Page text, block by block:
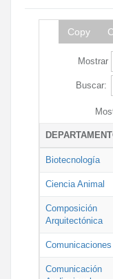
Copy
Mostrar
Buscar:
Biotecnología
Ciencia Animal
Composición
Arquitectónica
Comunicaciones
Comunicación